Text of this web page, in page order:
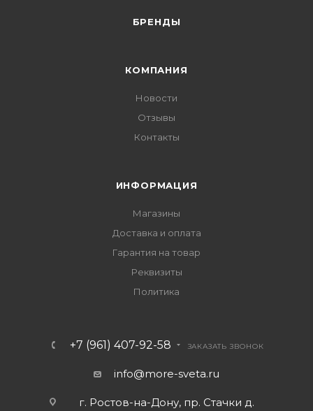
БРЕНДЫ
КОМПАНИЯ
Новости
Отзывы
Контакты
ИНФОРМАЦИЯ
Магазины
Доставка и оплата
Гарантия на товар
Реквизиты
Политика
+7 (961) 407-92-58 ЗАКАЗАТЬ ЗВОНОК
info@more-sveta.ru
г. Ростов-на-Дону, пр. Стачки д.